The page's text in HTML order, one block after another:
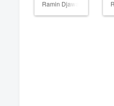
Ramin Djawadi